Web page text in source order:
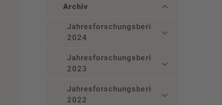
Archiv
Jahresforschungsbericht
2024
Jahresforschungsbericht
2023
Jahresforschungsbericht
2022